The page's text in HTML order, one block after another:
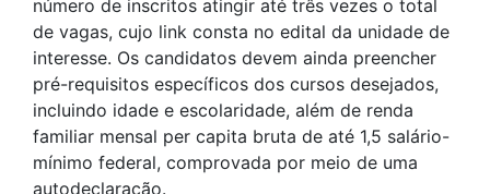
número de inscritos atingir até três vezes o total
de vagas, cujo link consta no edital da unidade de
interesse. Os candidatos devem ainda preencher
pré-requisitos específicos dos cursos desejados,
incluindo idade e escolaridade, além de renda
familiar mensal per capita bruta de até 1,5 salário-
mínimo federal, comprovada por meio de uma
autodeclaração.